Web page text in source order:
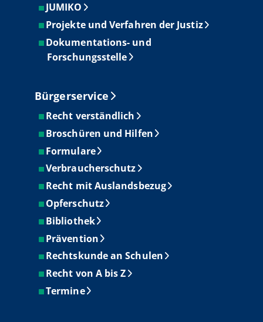
JUMIKO
Projekte und Verfahren der Justiz
Dokumentations- und
Forschungsstelle
Bürgerservice
Recht verständlich
Broschüren und Hilfen
Formulare
Verbraucherschutz
Recht mit Auslandsbezug
Opferschutz
Bibliothek
Prävention
Rechtskunde an Schulen
Recht von A bis Z
Termine